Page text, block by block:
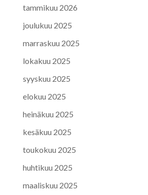
tammikuu 2026
joulukuu 2025
marraskuu 2025
lokakuu 2025
syyskuu 2025
elokuu 2025
heinäkuu 2025
kesäkuu 2025
toukokuu 2025
huhtikuu 2025
maaliskuu 2025